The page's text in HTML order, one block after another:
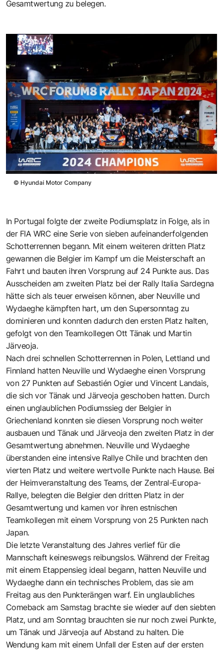
Gesamtwertung zu belegen.
© Hyundai Motor Company
In Portugal folgte der zweite Podiumsplatz in Folge, als in
der FIA WRC eine Serie von sieben aufeinanderfolgenden
Schotterrennen begann. Mit einem weiteren dritten Platz
gewannen die Belgier im Kampf um die Meisterschaft an
Fahrt und bauten ihren Vorsprung auf 24 Punkte aus. Das
Ausscheiden am zweiten Platz bei der Rally Italia Sardegna
hätte sich als teuer erweisen können, aber Neuville und
Wydaeghe kämpften hart, um den Supersonntag zu
dominieren und konnten dadurch den ersten Platz halten,
gefolgt von den Teamkollegen Ott Tänak und Martin
Järveoja.
Nach drei schnellen Schotterrennen in Polen, Lettland und
Finnland hatten Neuville und Wydaeghe einen Vorsprung
von 27 Punkten auf Sebastién Ogier und Vincent Landais,
die sich vor Tänak und Järveoja geschoben hatten. Durch
einen unglaublichen Podiumssieg der Belgier in
Griechenland konnten sie diesen Vorsprung noch weiter
ausbauen und Tänak und Järveoja den zweiten Platz in der
Gesamtwertung abnehmen. Neuville und Wydaeghe
überstanden eine intensive Rallye Chile und brachten den
vierten Platz und weitere wertvolle Punkte nach Hause. Bei
der Heimveranstaltung des Teams, der Zentral-Europa-
Rallye, belegten die Belgier den dritten Platz in der
Gesamtwertung und kamen vor ihren estnischen
Teamkollegen mit einem Vorsprung von 25 Punkten nach
Japan.
Die letzte Veranstaltung des Jahres verlief für die
Mannschaft keineswegs reibungslos. Während der Freitag
mit einem Etappensieg ideal begann, hatten Neuville und
Wydaeghe dann ein technisches Problem, das sie am
Freitag aus den Punkterängen warf. Ein unglaubliches
Comeback am Samstag brachte sie wieder auf den siebten
Platz, und am Sonntag brauchten sie nur noch zwei Punkte,
um Tänak und Järveoja auf Abstand zu halten. Die
Wendung kam mit einem Unfall der Esten auf der ersten